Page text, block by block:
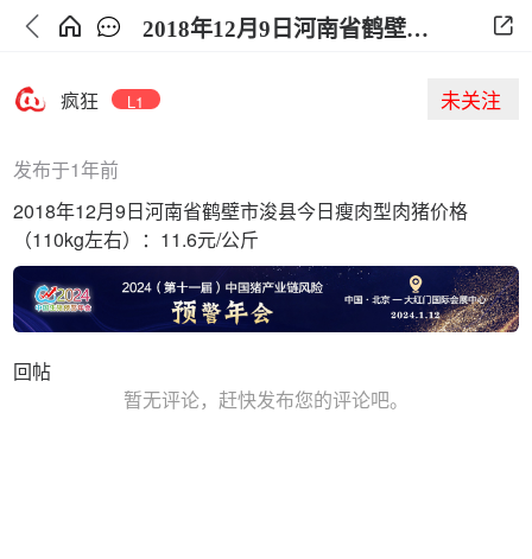
2018年12月9日河南省鹤壁市浚县今日生猪价格
疯狂 L1 未关注
发布于1年前
2018年12月9日河南省鹤壁市浚县今日瘦肉型肉猪价格
（110kg左右）：11.6元/公斤
回帖
暂无评论，赶快发布您的评论吧。